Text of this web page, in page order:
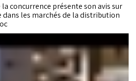
concurrence présente son avis sur
dans les marchés de la distribution